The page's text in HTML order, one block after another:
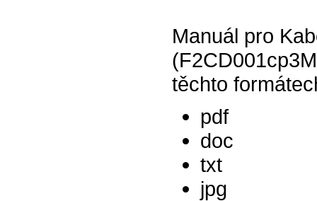
Manuál pro
těchto
pdf
doc
txt
jpg